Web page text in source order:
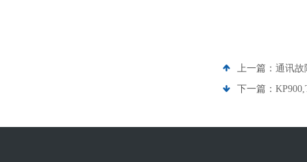
上一篇： 通讯故
下一篇：